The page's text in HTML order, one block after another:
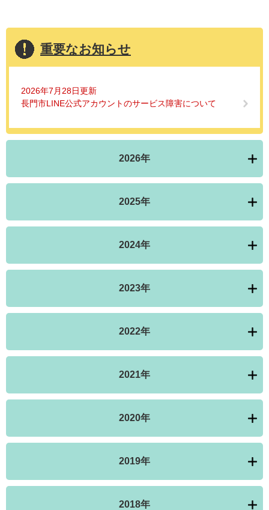
重要なお知らせ
2026年7月28日更新
長門市LINE公式アカウントのサービス障害について
2026年
2025年
2024年
2023年
2022年
2021年
2020年
2019年
2018年